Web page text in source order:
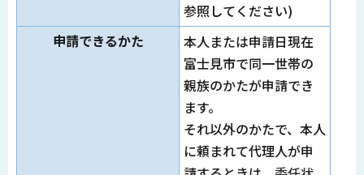
参照してください)
申請できるかた
本人または申請日現在
富士見市で同一世帯の
親族のかたが申請でき
ます。
それ以外のかたで、本人
に頼まれて代理人が申